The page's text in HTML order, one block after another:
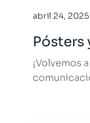
abril 24, 2025
Pósters
¡Volvemos